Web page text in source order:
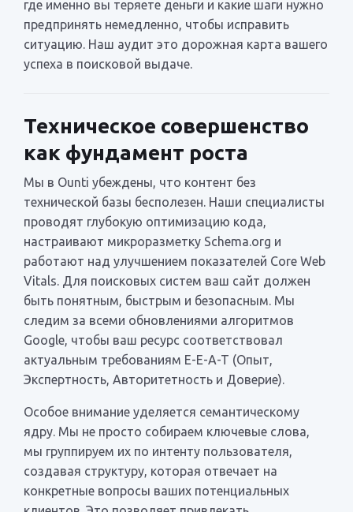
где именно вы теряете деньги и какие шаги нужно
предпринять немедленно, чтобы исправить
ситуацию. Наш аудит это дорожная карта вашего
успеха в поисковой выдаче.
Техническое совершенство
как фундамент роста
Мы в Ounti убеждены, что контент без
технической базы бесполезен. Наши специалисты
проводят глубокую оптимизацию кода,
настраивают микроразметку Schema.org и
работают над улучшением показателей Core Web
Vitals. Для поисковых систем ваш сайт должен
быть понятным, быстрым и безопасным. Мы
следим за всеми обновлениями алгоритмов
Google, чтобы ваш ресурс соответствовал
актуальным требованиям E-E-A-T (Опыт,
Экспертность, Авторитетность и Доверие).
Особое внимание уделяется семантическому
ядру. Мы не просто собираем ключевые слова,
мы группируем их по интенту пользователя,
создавая структуру, которая отвечает на
конкретные вопросы ваших потенциальных